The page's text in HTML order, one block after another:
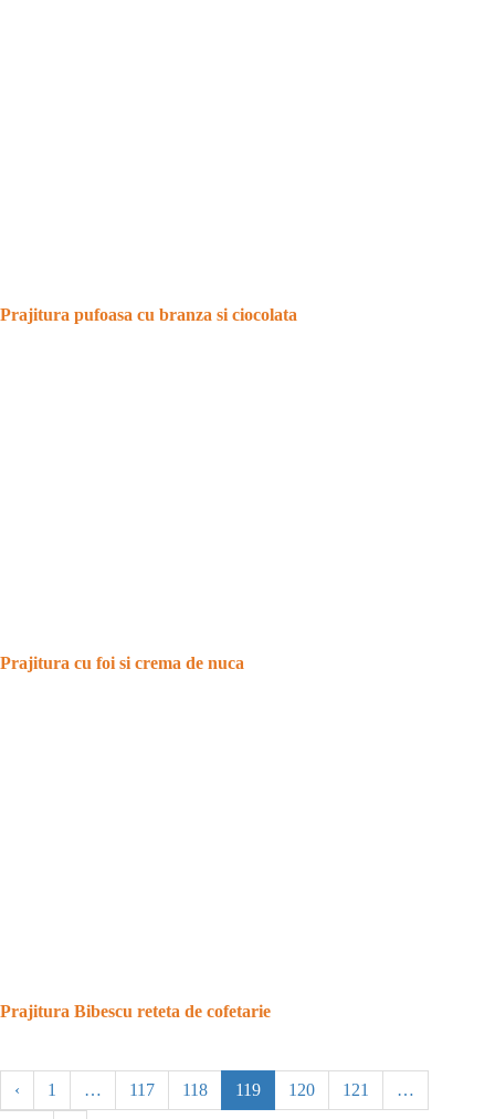
Prajitura pufoasa cu branza si ciocolata
Prajitura cu foi si crema de nuca
Prajitura Bibescu reteta de cofetarie
‹ 1 … 117 118 119 120 121 …